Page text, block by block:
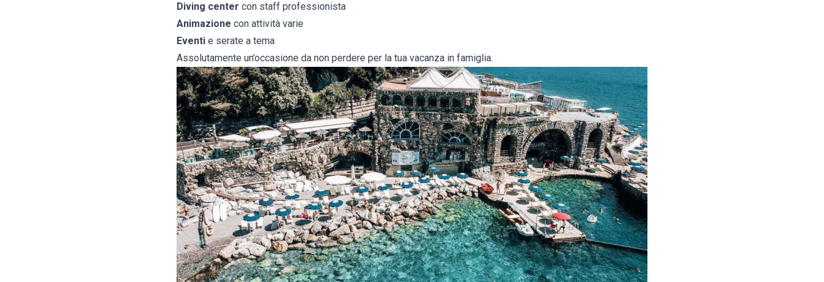
Diving center con staff professionista
Animazione con attività varie
Eventi e serate a tema
Assolutamente un’occasione da non perdere per la tua vacanza in famiglia.